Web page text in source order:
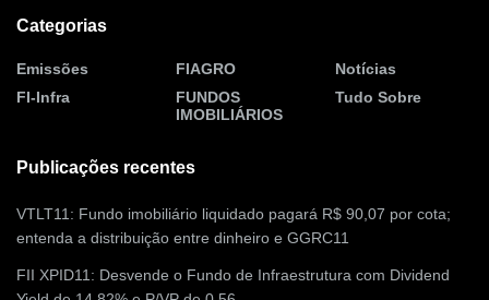
Categorias
Emissões
FI-Infra
FIAGRO
FUNDOS
IMOBILIÁRIOS
Notícias
Tudo Sobre
Publicações recentes
VTLT11: Fundo imobiliário liquidado pagará R$ 90,07 por cota;
entenda a distribuição entre dinheiro e GGRC11
FII XPID11: Desvende o Fundo de Infraestrutura com Dividend